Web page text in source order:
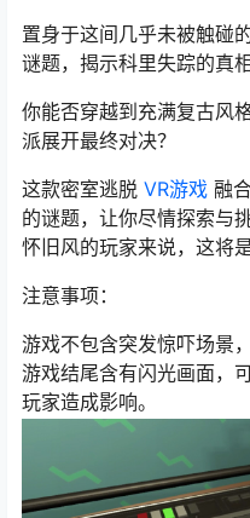
置身于这间几乎未被触碰
谜题，揭示科里失踪的真相
你能否穿越到充满复古风
派展开最终对决？
这款密室逃脱 VR游戏 融
的谜题，让你尽情探索与
怀旧风的玩家来说，这将
注意事项：
游戏不包含突发惊吓场景
游戏结尾含有闪光画面，
玩家造成影响。